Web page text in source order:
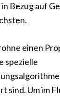
Bezug auf
einen
spezielle
sind. Um im